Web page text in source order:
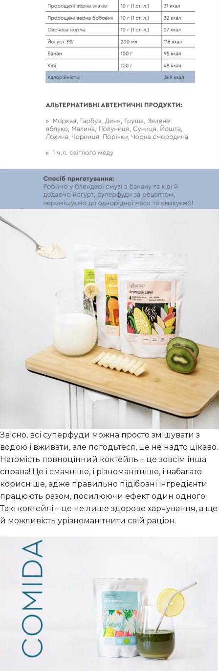
Звісно, всі суперфуди можна просто змішувати з
водою і вживати, але погодьтеся, це не надто цікаво.
Натомість повноцінний коктейль – це зовсім інша
справа! Це і смачніше, і різноманітніше, і набагато
корисніше, адже правильно підібрані інгредієнти
працюють разом, посилюючи ефект один одного.
Такі коктейлі – це не лише здорове харчування, а ще
й можливість урізноманітнити свій раціон.